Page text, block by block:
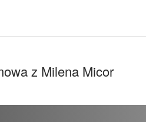
z Milena Micor